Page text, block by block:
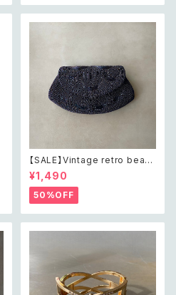
【SALE】Vintage retro bead
s embroidery navy blue po
uch レトロ ヴィンテージ ホワイ
ト ビーズ刺繍 ネイビー 紺色 ポ
ーチ
¥1,490
50%OFF